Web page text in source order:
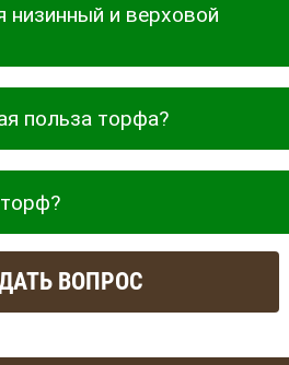
низинный и верховой
польза торфа?
ВОПРОС